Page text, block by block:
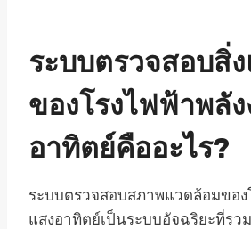
ระบบตรวจสอบสิ่
ของโรงไฟฟ้าพลั
อาทิตย์คืออะไร?
ระบบตรวจสอบสภาพแวดล้อมของ
แสงอาทิตย์เป็นระบบอัจฉริยะที่รว